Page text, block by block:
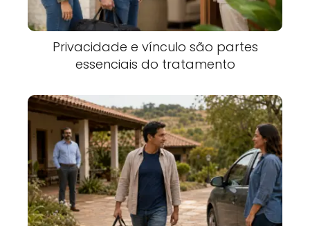
Privacidade e vínculo são partes
essenciais do tratamento